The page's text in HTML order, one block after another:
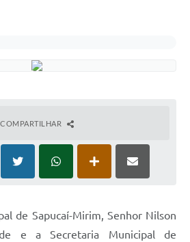
COMPARTILHAR
de Sapucaí-Mirim, Senhor Nilson
e a Secretaria Municipal de